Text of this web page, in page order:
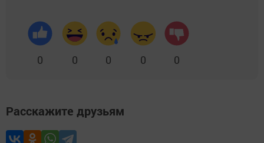
0 0 0 0 0
Расскажите друзьям